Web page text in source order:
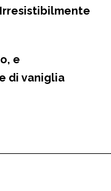
Irresistibilmente
, e
di vaniglia